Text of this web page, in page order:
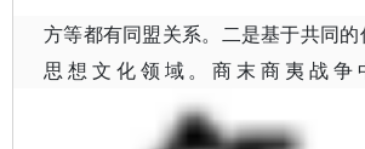
方等都有同盟关系。二是基于共同
思想文化领域。商末商夷战争